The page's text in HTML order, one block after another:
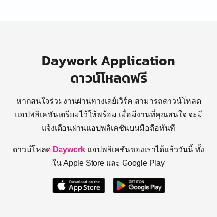
Daywork Application
ดาวน์โหลดฟรี
หากสนใจร่วมงานผ่านทางเดย์เวิร์ค สามารถดาวน์โหลด
แอปพลิเคชันเตรียมไว้ให้พร้อม เมื่อมีงานที่คุณสนใจ จะมี
แจ้งเตือนผ่านแอปพลิเคชันบนมือถือทันที
ดาวน์โหลด Daywork แอปพลิเคชันของเราได้แล้ววันนี้ ทั้ง
ใน Apple Store และ Google Play